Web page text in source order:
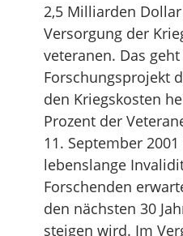
2,5 Milliarden
Versorgung der
veteranen. Das
Forschungsprojekt
den Kriegskosten
Prozent der
11. September
lebenslange
Forschenden
den nächsten 30
steigen wird. Im